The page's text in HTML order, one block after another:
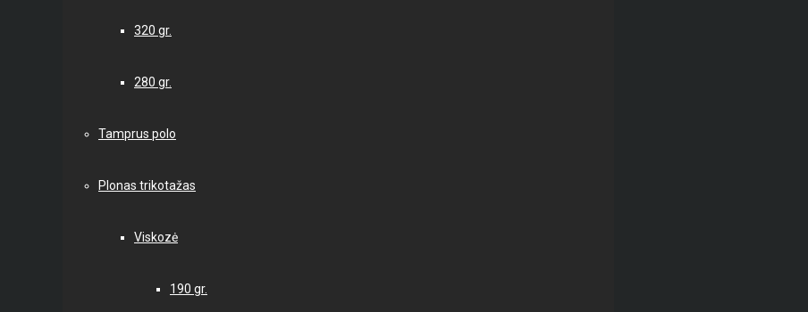
320 gr.
280 gr.
Tamprus polo
Plonas trikotažas
Viskozė
190 gr.